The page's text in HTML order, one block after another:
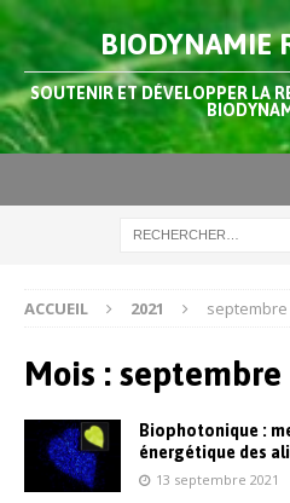
BIODYNAMIE
SOUTENIR ET DÉVELOPPER LA
ACCUEIL 2021 septembre
Mois : septembre
Biophotonique :
énergétique des
13 septembre 2021